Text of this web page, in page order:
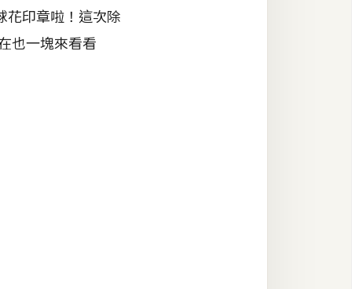
花印章啦！這次除
也一塊來看看